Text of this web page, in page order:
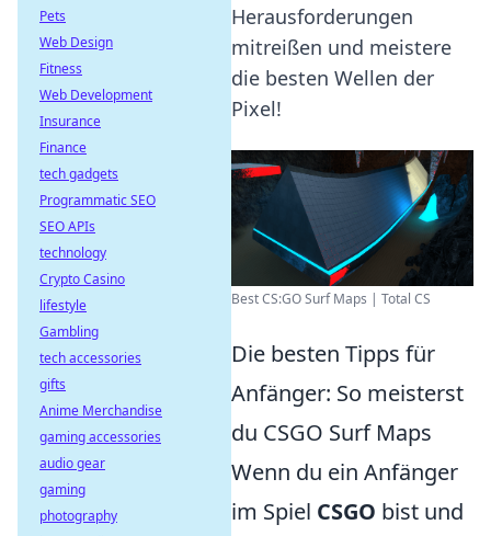
Herausforderungen
mitreißen und meistere
die besten Wellen der
Pixel!
Best CS:GO Surf Maps | Total CS
Die besten Tipps für
Anfänger: So meisterst
du CSGO Surf Maps
Wenn du ein Anfänger
im Spiel CSGO bist und
Pets
Web Design
Fitness
Web Development
Insurance
Finance
tech gadgets
Programmatic SEO
SEO APIs
technology
Crypto Casino
lifestyle
Gambling
tech accessories
gifts
Anime Merchandise
gaming accessories
audio gear
gaming
photography